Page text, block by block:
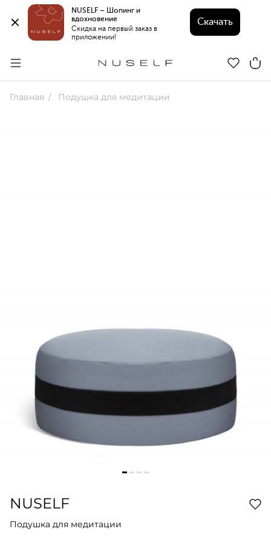
NUSELF – Шопинг и
вдохновение
Скидка на первый заказ в
приложении!
Скачать
Главная Подушка для медитации
NUSELF
Подушка для медитации